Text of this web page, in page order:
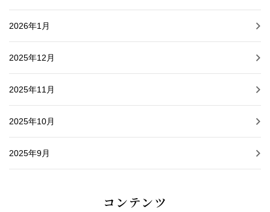
2026年1月
2025年12月
2025年11月
2025年10月
2025年9月
コンテンツ